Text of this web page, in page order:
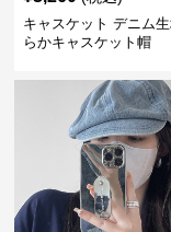
キャスケット デニム
らかキャスケット帽